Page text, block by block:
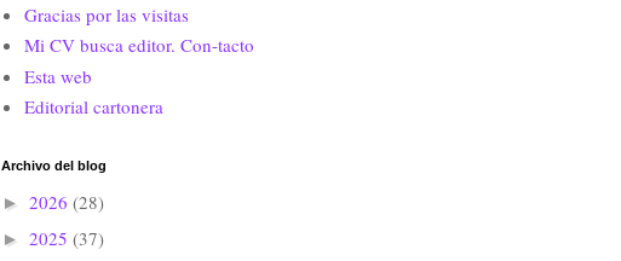
Gracias por las visitas
Mi CV busca editor. Con-tacto
Esta web
Editorial cartonera
Archivo del blog
► 2026 (28)
► 2025 (37)